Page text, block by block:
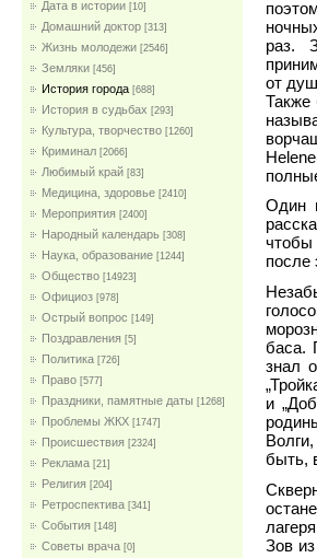
Дата в истории [10]
Домашний доктор [313]
Жизнь молодежи [2546]
Земляки [456]
История города [688]
История в судьбах [293]
Культура, творчество [1260]
Криминал [2066]
Любимый край [83]
Медицина, здоровье [2410]
Мероприятия [2400]
Народный календарь [308]
Наука, образование [1244]
Общество [14923]
Официоз [978]
Острый вопрос [149]
Поздравления [5]
Политика [726]
Право [577]
Праздники, памятные даты [1268]
Проблемы ЖКХ [1747]
Проиcшествия [2324]
Реклама [21]
Религия [204]
Ретроспектива [341]
События [148]
Советы врача [0]
раз.
от
Также
Один
чтобы
после
баса.
знал
и
быть,
Зов